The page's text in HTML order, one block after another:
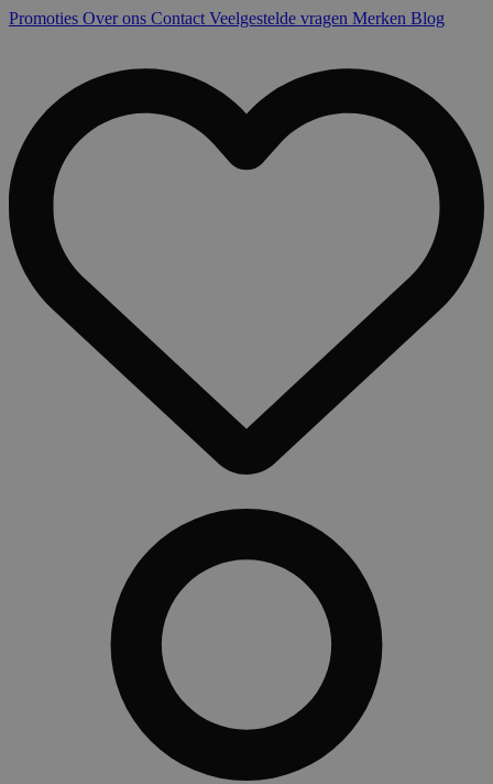
Promoties Over ons Contact Veelgestelde vragen Merken Blog